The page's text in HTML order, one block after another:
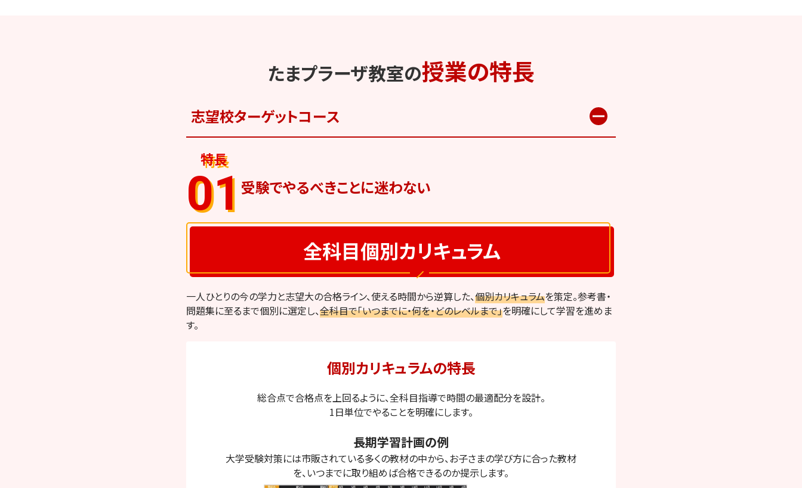
たまプラーザ​教室の授業の特長
志望校ターゲットコース
特長
01 受験でやるべきことに迷わない
全科目個別カリキュラム
一人ひとりの今の学力と志望大の合格ライン、使える時間から逆算した、個別カリキュラムを策定。参考書・
問題集に至るまで個別に選定し、全科目で「いつまでに・何を・どのレベルまで」を明確にして学習を進めま
す。
個別カリキュラムの特長
総合点で合格点を上回るように、全科目指導で時間の最適配分を設計。
1日単位でやることを明確にします。
長期学習計画の例
大学受験対策には市販されている多くの教材の中から、お子さまの学び方に合った教材
を、いつまでに取り組めば合格できるのか提示します。
プラザ・サウスウエスト３Ｆがたまプラーザ教室です